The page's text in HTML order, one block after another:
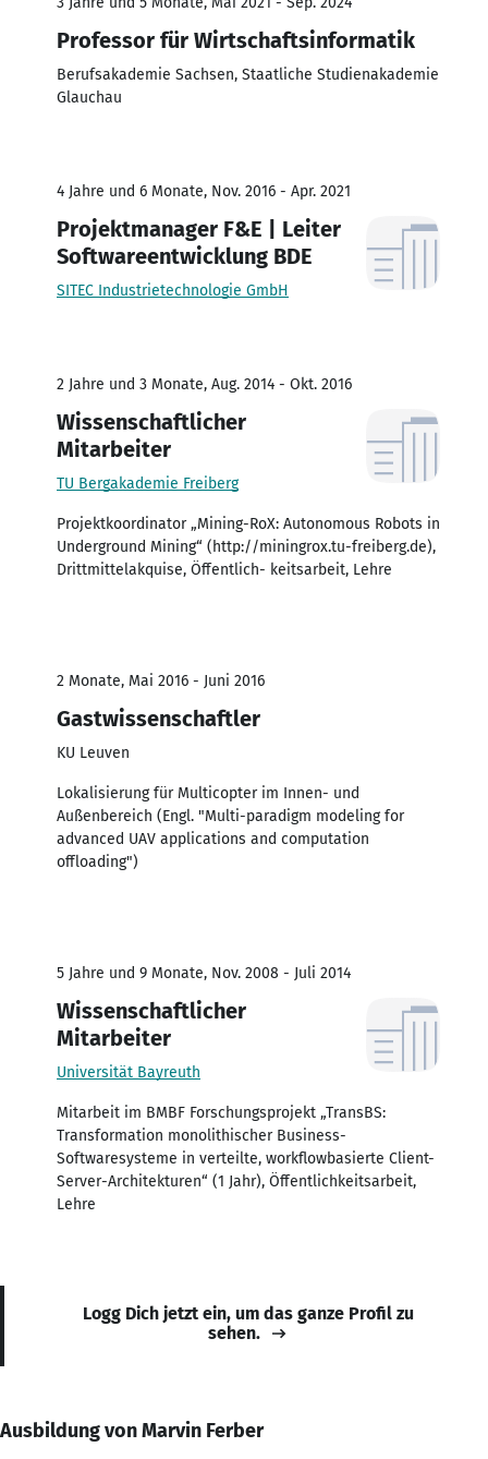
Professor für Wirtschaftsinformatik
Berufsakademie Sachsen, Staatliche Studienakademie
Glauchau
4 Jahre und 6 Monate, Nov. 2016 - Apr. 2021
Projektmanager F&E | Leiter
Softwareentwicklung BDE
SITEC Industrietechnologie GmbH
2 Jahre und 3 Monate, Aug. 2014 - Okt. 2016
Wissenschaftlicher
Mitarbeiter
TU Bergakademie Freiberg
Projektkoordinator „Mining-RoX: Autonomous Robots in
Underground Mining“ (http://miningrox.tu-freiberg.de),
Drittmittelakquise, Öffentlich- keitsarbeit, Lehre
2 Monate, Mai 2016 - Juni 2016
Gastwissenschaftler
KU Leuven
Lokalisierung für Multicopter im Innen- und
Außenbereich (Engl. "Multi-paradigm modeling for
advanced UAV applications and computation
offloading")
5 Jahre und 9 Monate, Nov. 2008 - Juli 2014
Wissenschaftlicher
Mitarbeiter
Universität Bayreuth
Mitarbeit im BMBF Forschungsprojekt „TransBS:
Transformation monolithischer Business-
Softwaresysteme in verteilte, workflowbasierte Client-
Server-Architekturen“ (1 Jahr), Öffentlichkeitsarbeit,
Lehre
Logg Dich jetzt ein, um das ganze Profil zu
sehen.
Ausbildung von Marvin Ferber